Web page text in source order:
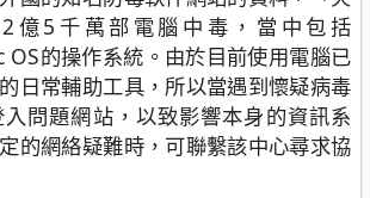
億5千萬部電腦中毒，當中包括
的操作系統。由於目前使用電腦已
日常輔助工具，所以當遇到懷疑病毒
問題網站，以致影響本身的資訊系
的網絡疑難時，可聯繫該中心尋求協